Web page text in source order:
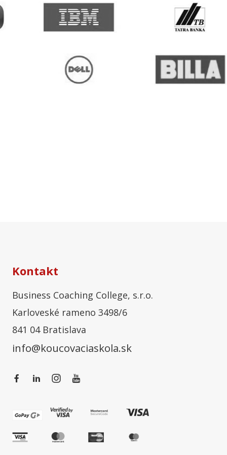
Kontakt
Business Coaching College, s.r.o.
Karloveské rameno 3498/6
841 04 Bratislava
info@koucovaciaskola.sk